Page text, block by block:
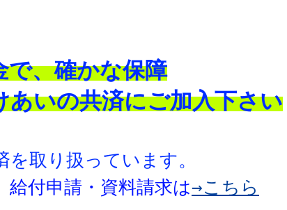
で、確かな保障
いの共済にご加入下さい
を取り扱っています。
請・資料請求は→こちら